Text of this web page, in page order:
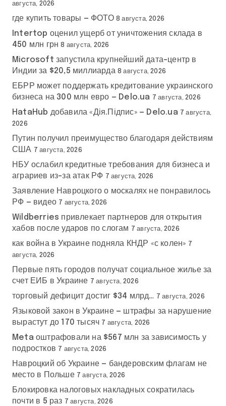
августа, 2026
где купить товары — ФОТО 8 августа, 2026
Intertop оценил ущерб от уничтожения склада в
450 млн грн 8 августа, 2026
Microsoft запустила крупнейший дата-центр в
Индии за $20,5 миллиарда 8 августа, 2026
ЕБРР может поддержать кредитование украинского
бизнеса на 300 млн евро — Delo.ua 7 августа, 2026
HataHub добавила «Дія.Підпис» — Delo.ua 7 августа,
2026
Путин получил преимущество благодаря действиям
США 7 августа, 2026
НБУ ослабил кредитные требования для бизнеса и
аграриев из-за атак РФ 7 августа, 2026
Заявление Навроцкого о москалях не понравилось
РФ — видео 7 августа, 2026
Wildberries привлекает партнеров для открытия
хабов после ударов по слогам 7 августа, 2026
как война в Украине подняла КНДР «с колен» 7
августа, 2026
Первые пять городов получат социальное жилье за
счет ЕИБ в Украине 7 августа, 2026
торговый дефицит достиг $34 млрд… 7 августа, 2026
Языковой закон в Украине — штрафы за нарушение
вырастут до 170 тысяч 7 августа, 2026
Meta оштрафовали на $567 млн за зависимость у
подростков 7 августа, 2026
Навроцкий об Украине — бандеровским флагам не
место в Польше 7 августа, 2026
Блокировка налоговых накладных сократилась
почти в 5 раз 7 августа, 2026